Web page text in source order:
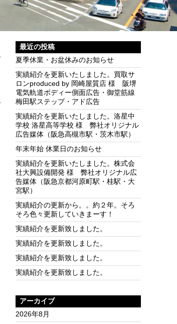
最近の投稿
夏季休業・お盆休みのお知らせ
実績紹介を更新いたしました。買取サ
ロンproduced by 岡崎屋質店 様 阪堺
電気軌道ボディー側面広告・御堂筋線
梅田駅ステップ・アド広告
実績紹介を更新いたしました。洛星中
学校 洛星高等学校 様 弊社オリジナル
広告媒体（阪急高槻市駅・茨木市駅）
年末年始 休業日のお知らせ
実績紹介を更新いたしました。株式会
社大興設備開発 様 弊社オリジナル広
告媒体（阪急京都河原町駅・桂駅・大
宮駅）
実績紹介の更新から。。約２年。そろ
そろ色々更新していきまーす！
実績紹介を更新致しました。
実績紹介を更新致しました。
実績紹介を更新致しました。
実績紹介を更新致しました。
アーカイブ
2026年8月